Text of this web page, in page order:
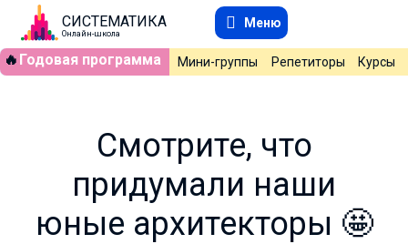
СИСТЕМАТИКА
Онлайн-школа
Меню
🔥 Годовая программа Мини-группы Репетиторы Курсы
Смотрите, что
придумали наши
юные архитекторы 🤩